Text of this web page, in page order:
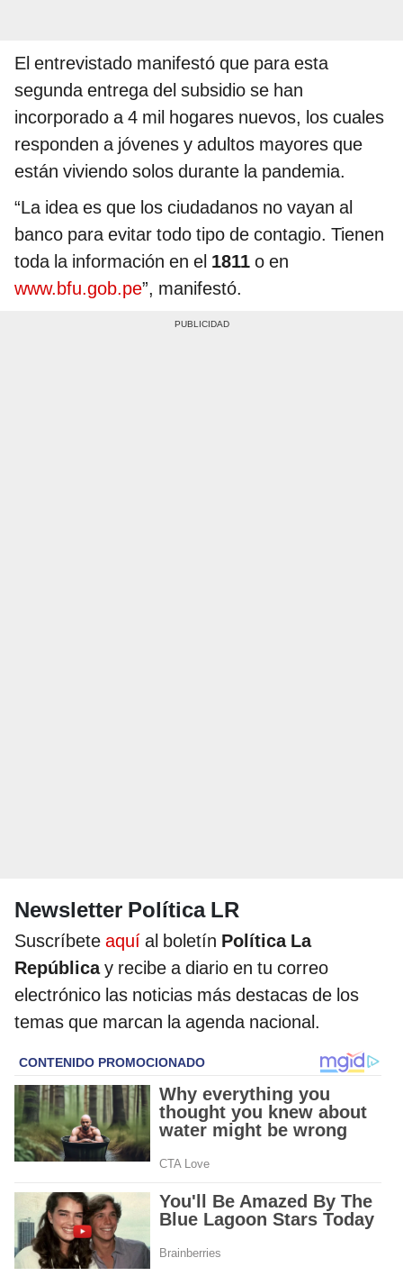
El entrevistado manifestó que para esta
segunda entrega del subsidio se han
incorporado a 4 mil hogares nuevos, los cuales
responden a jóvenes y adultos mayores que
están viviendo solos durante la pandemia.
“La idea es que los ciudadanos no vayan al
banco para evitar todo tipo de contagio. Tienen
toda la información en el 1811 o en
www.bfu.gob.pe”, manifestó.
Newsletter Política LR
Suscríbete aquí al boletín Política La
Repúblicay recibe a diario en tu correo
electrónico las noticias más destacas de los
temas que marcan la agenda nacional.